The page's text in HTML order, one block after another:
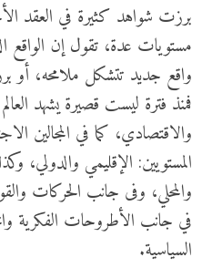
برزت شواهد كثيرة في العقد
مستويات عدة، تقول إن الواقع
واقع جديد تتشكل ملامحه، أو
فمنذ فترة ليست قصيرة يشهد
والاقتصادي، كما في المجالين
المستويين: الإقليمي والدولي،
والمحلي، وفى جانب الحركات
في جانب الأطروحات الفكرية
السياسية.